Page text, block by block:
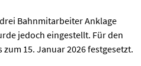
Bahnmitarbeiter Anklage
jedoch eingestellt. Für den
15. Januar 2026 festgesetzt.